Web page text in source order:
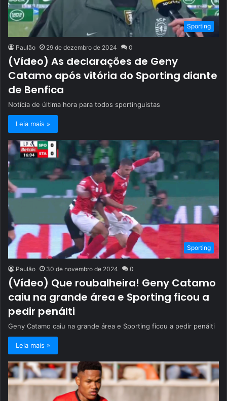
Sporting
Paulão 29 de dezembro de 2024 0
(Vídeo) As declarações de Geny
Catamo após vitória do Sporting diante
de Benfica
Notícia de última hora para todos sportinguistas
Leia mais »
Sporting
Paulão 30 de novembro de 2024 0
(Vídeo) Que roubalheira! Geny Catamo
caiu na grande área e Sporting ficou a
pedir penálti
Geny Catamo caiu na grande área e Sporting ficou a pedir penálti
Leia mais »